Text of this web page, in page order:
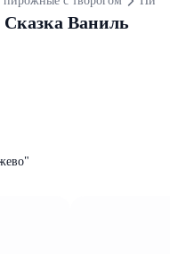
Сказка Ваниль